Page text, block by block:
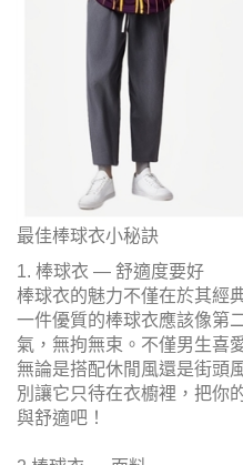
最佳棒球衣小秘訣
1. 棒球衣 — 舒適度要好
棒球衣的魅力不僅在於其經
一件優質的棒球衣應該像第
氣，無拘無束。不僅男生喜
無論是搭配休閒風還是街頭
別讓它只待在衣櫥裡，把你
與舒適吧！